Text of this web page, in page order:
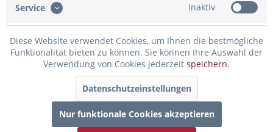
Service Inaktiv
Diese Website verwendet Cookies, um Ihnen die bestmögliche
Funktionalität bieten zu können. Sie können Ihre Auswahl der
Verwendung von Cookies jederzeit speichern.
Datenschutzeinstellungen
Nur funktionale Cookies akzeptieren